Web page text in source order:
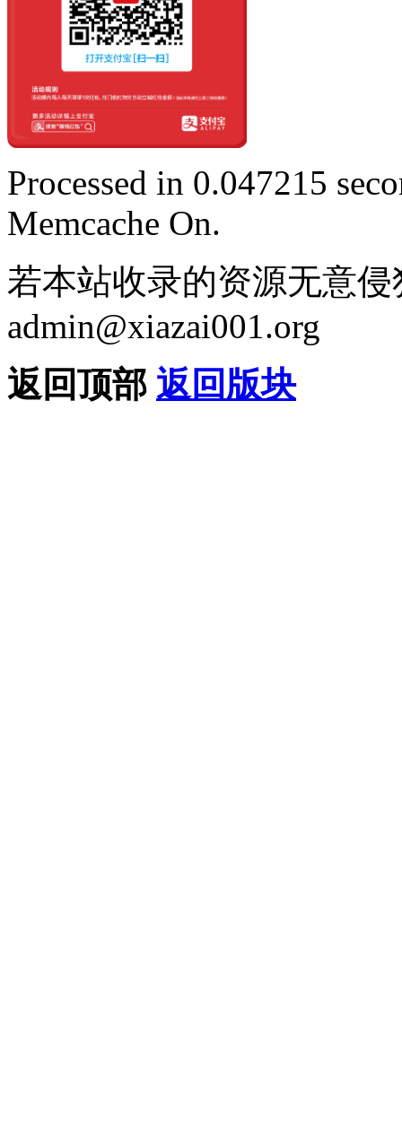
Processed in 0.047215
Memcache On.
若本站收录的资源无意
admin@xiazai001.org
返回顶部 返回版块